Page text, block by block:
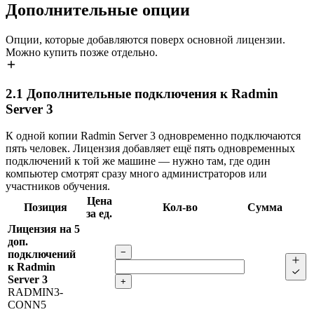
Дополнительные опции
Опции, которые добавляются поверх основной лицензии.
Можно купить позже отдельно.
2.1 Дополнительные подключения к Radmin
Server 3
К одной копии Radmin Server 3 одновременно подключаются
пять человек. Лицензия добавляет ещё пять одновременных
подключений к той же машине — нужно там, где один
компьютер смотрят сразу много администраторов или
участников обучения.
Позиция
Цена
за ед.
Кол-во
Сумма
Лицензия на 5
доп.
подключений
к Radmin
Server 3
RADMIN3-
CONN5
−
+